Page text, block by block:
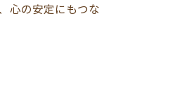
心の安定にもつな